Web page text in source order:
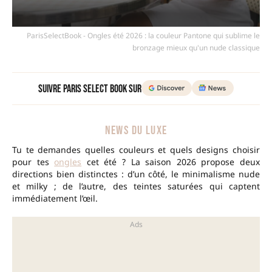
ParisSelectBook - Ongles été 2026 : la couleur Pantone qui sublime le
bronzage mieux qu'un nude classique
Suivre Paris Select Book sur
NEWS DU LUXE
Tu te demandes quelles couleurs et quels designs choisir
pour tes ongles cet été ? La saison 2026 propose deux
directions bien distinctes : d’un côté, le minimalisme nude
et milky ; de l’autre, des teintes saturées qui captent
immédiatement l’œil.